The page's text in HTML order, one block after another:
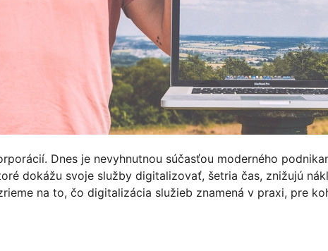
Dnes je nevyhnutnou súčasťou moderného
dokážu svoje služby digitalizovať, šetria čas, znižujú
na to, čo digitalizácia služieb znamená v praxi, pre